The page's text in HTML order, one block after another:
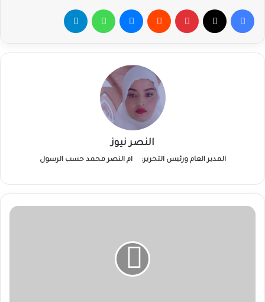
فيسبوك بينتيريست ماسنجر واتساب
النصر نيوز
المدير العام ورئيس التحرير: ام النصر محمد حسب الرسول
أعلن